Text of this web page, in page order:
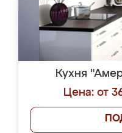
Кухня
Цена: от